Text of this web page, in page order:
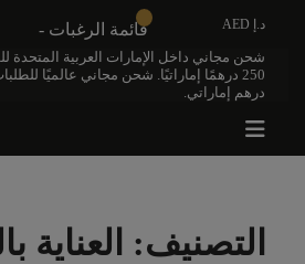
شحن مجاني داخل الإمارات العربية المتحدة
درهم إماراتي.
التصنيف: العناية
د.إ AED قائمة الرغبات -